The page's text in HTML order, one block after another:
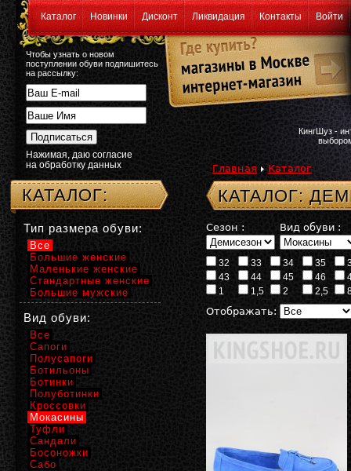
Каталог Новинки Дисконт Ликвидация Контакты Войти
Чтобы узнать о новом
поступлении обуви подпишитесь
на рассылку:
Нажимая, даю согласие
на обработку данных
КингШуз -
Главная Каталог
КАТАЛОГ:
Сезон : Вид обуви :
32 33 34 35
43
44 45 46
1
1,5 2 2,5
Отображать:
КАТАЛОГ:
Тип размера обуви:
Все
Большие женские
Маленькие женские
Стандартные женские
Большие мужские
Вид обуви:
Все
Сапоги
Полусапоги
Ботильоны
Ботинки
Полуботинки
Кроссовки
Мокасины
Туфли
Сандали
Босоножки
Сабо